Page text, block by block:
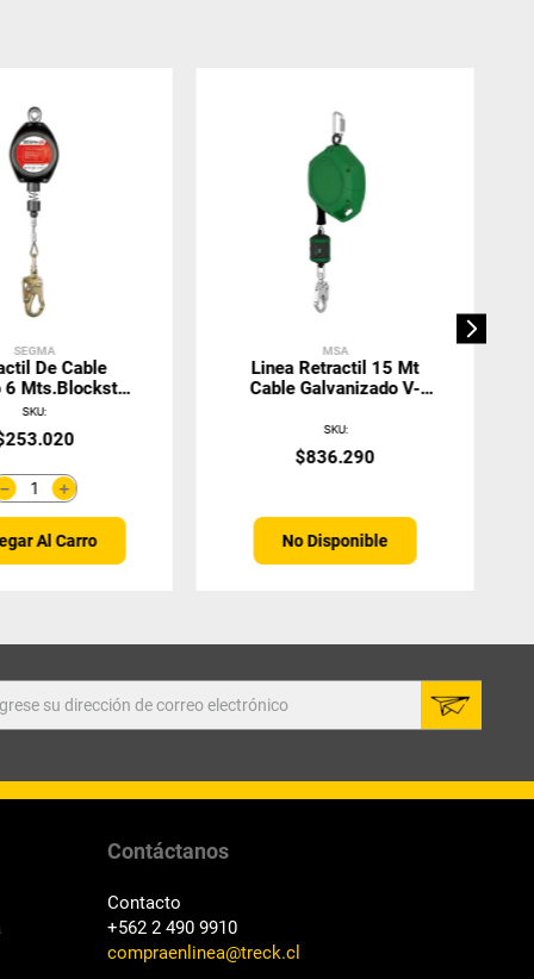
SEGMA
De Cable
Mts.Blockstop
42104005
SKU:
253.020
＋
Al Carro
MSA
Linea Retractil 15 Mt
Cable Galvanizado V-
NE-C
SKU:
$836.290
No Disponible
Contáctanos
Contacto
+562 2 490 9910
compraenlinea@treck.cl